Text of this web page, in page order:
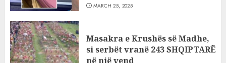
MARCH 25, 2025
Masakra e Krushës së Madhe,
si serbët vranë 243 SHQIPTARË
në një vend